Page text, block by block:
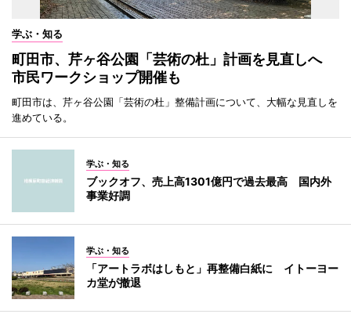
学ぶ・知る
町田市、芹ヶ谷公園「芸術の杜」計画を見直しへ
市民ワークショップ開催も
町田市は、芹ヶ谷公園「芸術の杜」整備計画について、大幅な見直しを
進めている。
学ぶ・知る
ブックオフ、売上高1301億円で過去最高 国内外
事業好調
学ぶ・知る
「アートラボはしもと」再整備白紙に イトーヨー
カ堂が撤退